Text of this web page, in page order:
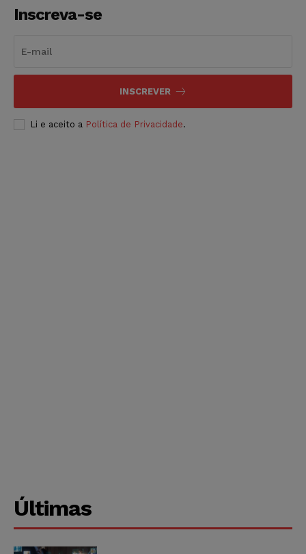
Inscreva-se
INSCREVER
Li e aceito a Política de Privacidade.
Últimas